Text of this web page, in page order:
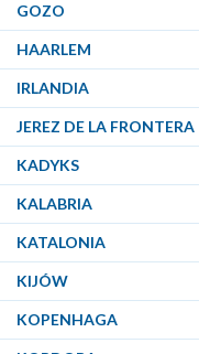
GOZO
HAARLEM
IRLANDIA
JEREZ DE LA FRONTERA
KADYKS
KALABRIA
KATALONIA
KIJÓW
KOPENHAGA